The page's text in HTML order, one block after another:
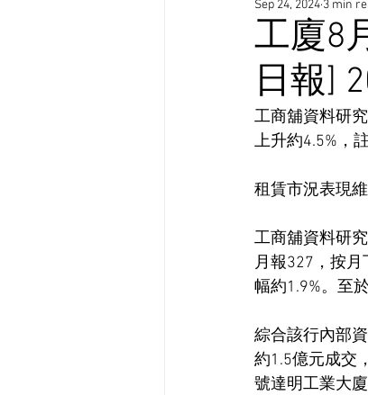
工廈8
日報]
Sep 24, 2024 3 min
工商舖資料研
上升約4.5%，
租賃市況表現
工商舖資料研
月報327，按
幅約1.9%。至
綜合該行內部
約1.5億元成交
號達明工業大